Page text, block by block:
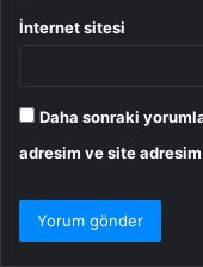
İnternet sitesi
Daha sonraki
adresim ve site